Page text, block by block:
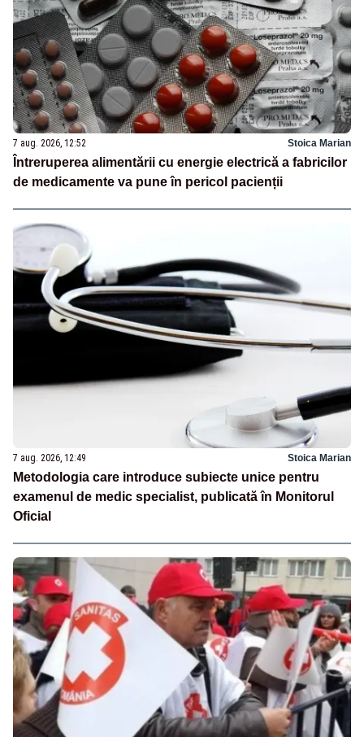
7 aug. 2026, 12:52 Stoica Marian
Întreruperea alimentării cu energie electrică a fabricilor
de medicamente va pune în pericol pacienții
7 aug. 2026, 12:49 Stoica Marian
Metodologia care introduce subiecte unice pentru
examenul de medic specialist, publicată în Monitorul
Oficial